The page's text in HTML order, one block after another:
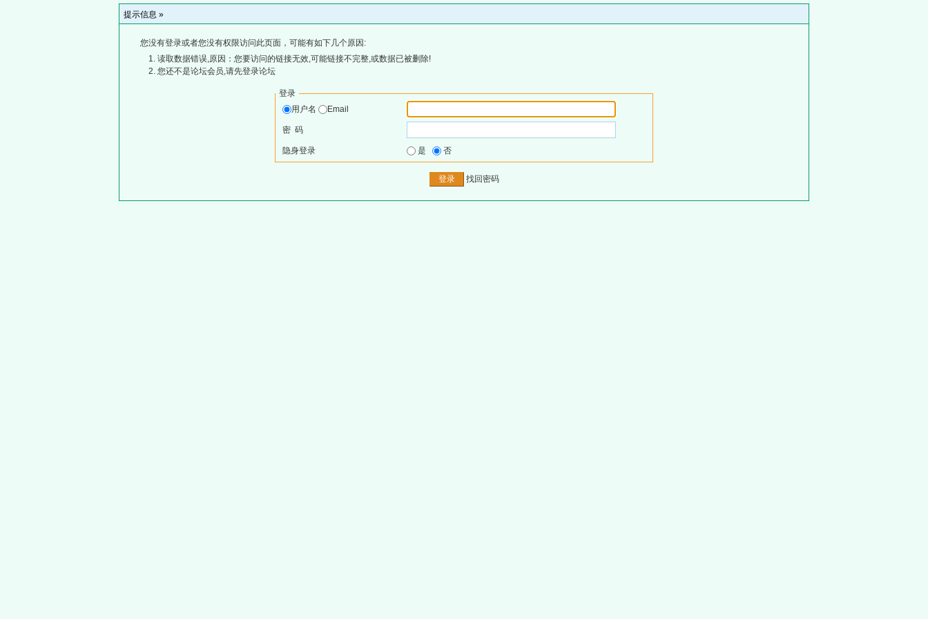
提示信息 »
您没有登录或者您没有权限访问此页面，可能有如下几个原因:
读取数据错误,原因：您要访问的链接无效,可能链接不完整,或数据已被删除!
您还不是论坛会员,请先登录论坛
登录
用户名
Email
密 码
隐身登录 是 否
找回密码